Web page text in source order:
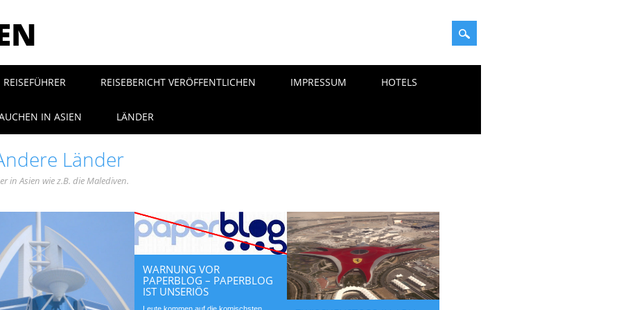
REISEFÜHRER REISEBERICHT VERÖFFENTLICHEN IMPRESSUM HOTELS
IN ASIEN LÄNDER
Länder
in Asien wie z.B. die Malediven.
WARNUNG VOR
PAPERBLOG – PAPERBLOG
IST UNSERIÖS